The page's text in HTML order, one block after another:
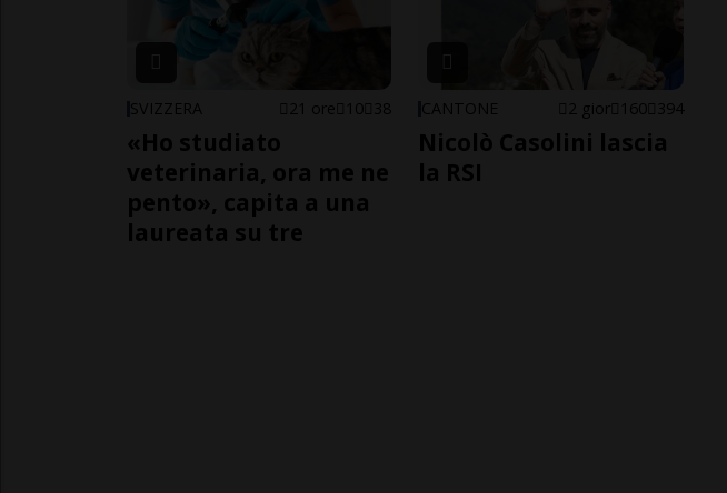
SVIZZERA 21 ore 10 38
«Ho studiato
veterinaria, ora me ne
pento», capita a una
laureata su tre
CANTONE 2 gior 160 394
Nicolò Casolini lascia
la RSI